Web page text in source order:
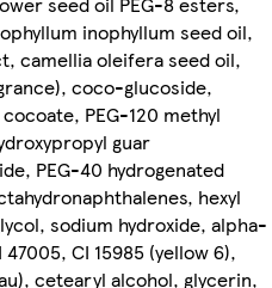
inophyllum seed oil,
camellia oleifera seed oil,
coco-glucoside,
PEG-120 methyl
guar
PEG-40 hydrogenated
hexyl
sodium hydroxide, alpha-
CI 15985 (yellow 6),
cetearyl alcohol, glycerin,